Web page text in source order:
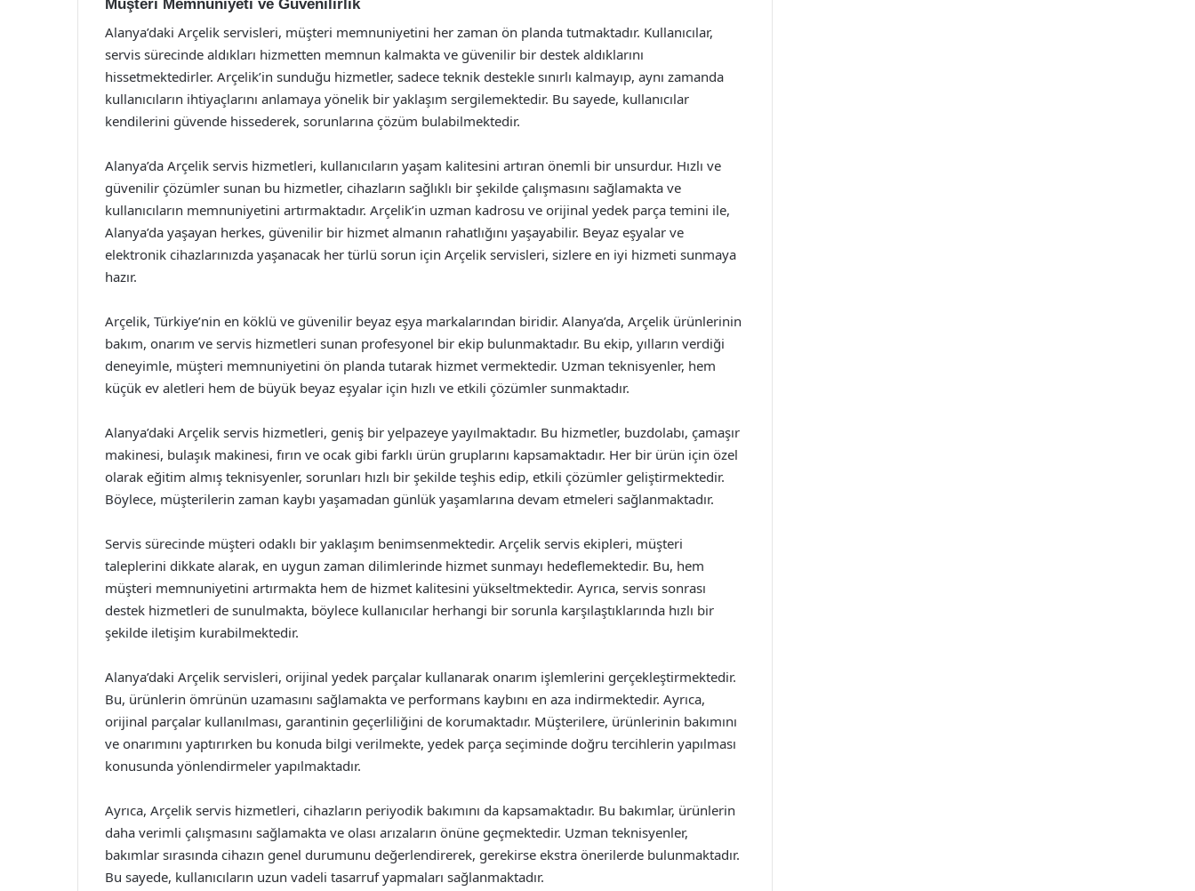
Müşteri Memnuniyeti ve Güvenilirlik
Alanya’daki Arçelik servisleri, müşteri memnuniyetini her zaman ön planda tutmaktadır. Kullanıcılar,
servis sürecinde aldıkları hizmetten memnun kalmakta ve güvenilir bir destek aldıklarını
hissetmektedirler. Arçelik’in sunduğu hizmetler, sadece teknik destekle sınırlı kalmayıp, aynı zamanda
kullanıcıların ihtiyaçlarını anlamaya yönelik bir yaklaşım sergilemektedir. Bu sayede, kullanıcılar
kendilerini güvende hissederek, sorunlarına çözüm bulabilmektedir.
Alanya’da Arçelik servis hizmetleri, kullanıcıların yaşam kalitesini artıran önemli bir unsurdur. Hızlı ve
güvenilir çözümler sunan bu hizmetler, cihazların sağlıklı bir şekilde çalışmasını sağlamakta ve
kullanıcıların memnuniyetini artırmaktadır. Arçelik’in uzman kadrosu ve orijinal yedek parça temini ile,
Alanya’da yaşayan herkes, güvenilir bir hizmet almanın rahatlığını yaşayabilir. Beyaz eşyalar ve
elektronik cihazlarınızda yaşanacak her türlü sorun için Arçelik servisleri, sizlere en iyi hizmeti sunmaya
hazır.
Arçelik, Türkiye’nin en köklü ve güvenilir beyaz eşya markalarından biridir. Alanya’da, Arçelik ürünlerinin
bakım, onarım ve servis hizmetleri sunan profesyonel bir ekip bulunmaktadır. Bu ekip, yılların verdiği
deneyimle, müşteri memnuniyetini ön planda tutarak hizmet vermektedir. Uzman teknisyenler, hem
küçük ev aletleri hem de büyük beyaz eşyalar için hızlı ve etkili çözümler sunmaktadır.
Alanya’daki Arçelik servis hizmetleri, geniş bir yelpazeye yayılmaktadır. Bu hizmetler, buzdolabı, çamaşır
makinesi, bulaşık makinesi, fırın ve ocak gibi farklı ürün gruplarını kapsamaktadır. Her bir ürün için özel
olarak eğitim almış teknisyenler, sorunları hızlı bir şekilde teşhis edip, etkili çözümler geliştirmektedir.
Böylece, müşterilerin zaman kaybı yaşamadan günlük yaşamlarına devam etmeleri sağlanmaktadır.
Servis sürecinde müşteri odaklı bir yaklaşım benimsenmektedir. Arçelik servis ekipleri, müşteri
taleplerini dikkate alarak, en uygun zaman dilimlerinde hizmet sunmayı hedeflemektedir. Bu, hem
müşteri memnuniyetini artırmakta hem de hizmet kalitesini yükseltmektedir. Ayrıca, servis sonrası
destek hizmetleri de sunulmakta, böylece kullanıcılar herhangi bir sorunla karşılaştıklarında hızlı bir
şekilde iletişim kurabilmektedir.
Alanya’daki Arçelik servisleri, orijinal yedek parçalar kullanarak onarım işlemlerini gerçekleştirmektedir.
Bu, ürünlerin ömrünün uzamasını sağlamakta ve performans kaybını en aza indirmektedir. Ayrıca,
orijinal parçalar kullanılması, garantinin geçerliliğini de korumaktadır. Müşterilere, ürünlerinin bakımını
ve onarımını yaptırırken bu konuda bilgi verilmekte, yedek parça seçiminde doğru tercihlerin yapılması
konusunda yönlendirmeler yapılmaktadır.
Ayrıca, Arçelik servis hizmetleri, cihazların periyodik bakımını da kapsamaktadır. Bu bakımlar, ürünlerin
daha verimli çalışmasını sağlamakta ve olası arızaların önüne geçmektedir. Uzman teknisyenler,
bakımlar sırasında cihazın genel durumunu değerlendirerek, gerekirse ekstra önerilerde bulunmaktadır.
Bu sayede, kullanıcıların uzun vadeli tasarruf yapmaları sağlanmaktadır.